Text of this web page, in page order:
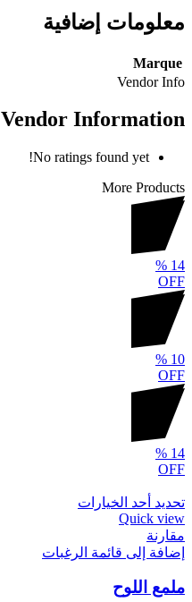
معلومات إضافية
Marque
Vendor Info
Vendor Information
No ratings found yet!
More Products
14
%
OFF
10
%
OFF
14
%
OFF
تحديد أحد الخيارات
Quick view
مقارنة
إضافة إلى قائمة الرغبات
ملمع اللوح